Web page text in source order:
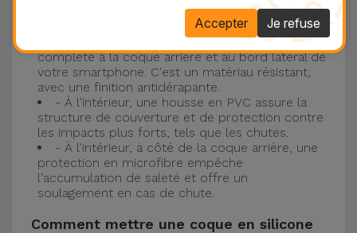
maximum les accidents et les casses !
- Une première couche de silicone liquide
donne de la couleur et une couverture
complète à la coque arrière et au bord latéral de
votre smartphone. C'est un matériau résistant,
avec une finition antidérapante.
- À l'intérieur, une housse en PVC assure la
structure de couverture et de protection contre
les impacts plus forts, tels que les chutes.
- À l'intérieur, à côté de la coque arrière, une
protection en microfibre empêche
l'accumulation de saleté et offre un
soulagement en cas de chute.
Comment mettre une coque en silicone
Je refuse
Accepter